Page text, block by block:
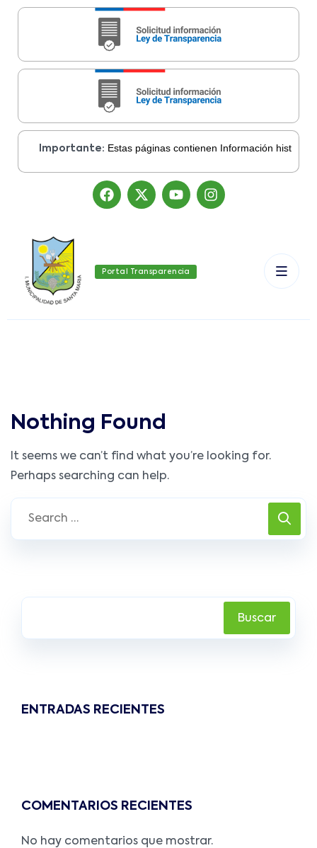
Importante:Estas páginas contienen Información histórica
Portal Transparencia
Nothing Found
It seems we can’t find what you’re looking for.
Perhaps searching can help.
Buscar
ENTRADAS RECIENTES
COMENTARIOS RECIENTES
No hay comentarios que mostrar.